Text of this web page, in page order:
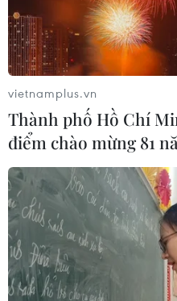
vietnamplus.vn
Thành phố Hồ Chí
điểm chào mừng 81